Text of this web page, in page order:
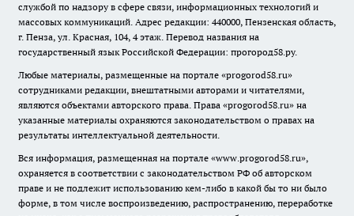
службой по надзору в сфере связи, информационных технологий и
массовых коммуникаций. Адрес редакции: 440000, Пензенская область,
г. Пенза, ул. Красная, 104, 4 этаж. Перевод названия на
государственный язык Российской Федерации: прогород58.ру.
Любые материалы, размещенные на портале «progorod58.ru»
сотрудниками редакции, внештатными авторами и читателями,
являются объектами авторского права. Права «progorod58.ru» на
указанные материалы охраняются законодательством о правах на
результаты интеллектуальной деятельности.
Вся информация, размещенная на портале «www.progorod58.ru»,
охраняется в соответствии с законодательством РФ об авторском
праве и не подлежит использованию кем-либо в какой бы то ни было
форме, в том числе воспроизведению, распространению, переработке